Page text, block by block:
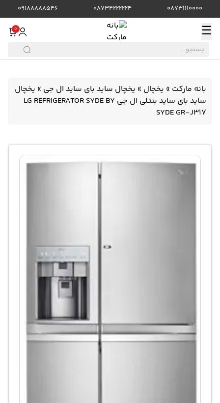
08731110000
08734222224
09188888546
☰
0
بانه مارکت » یخچال » یخچال ساید بای ساید ال جی » یخچال
ساید بای ساید بنتلی ال جی LG REFRIGERATOR SYDE BY
SYDE GR-J317